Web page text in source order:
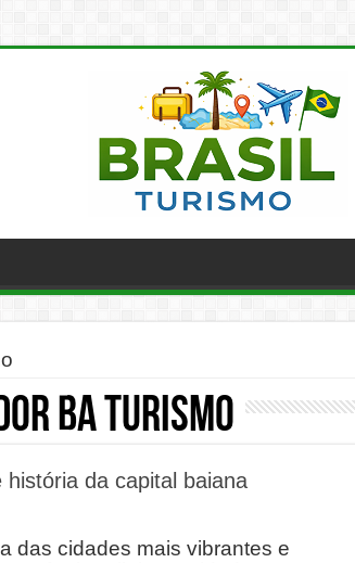
BA turismo
da capital baiana
das cidades mais vibrantes e